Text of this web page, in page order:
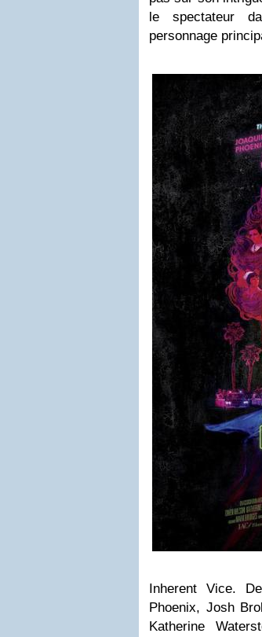
le spectateur
personnage
Inherent Vice.
Phoenix, Josh
Katherine